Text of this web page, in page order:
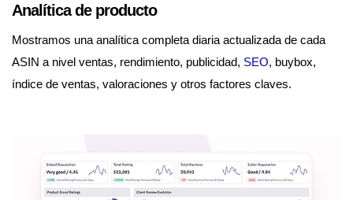
Analítica de producto
Mostramos una analítica completa diaria actualizada de cada
ASIN a nivel ventas, rendimiento, publicidad, SEO, buybox,
índice de ventas, valoraciones y otros factores claves.